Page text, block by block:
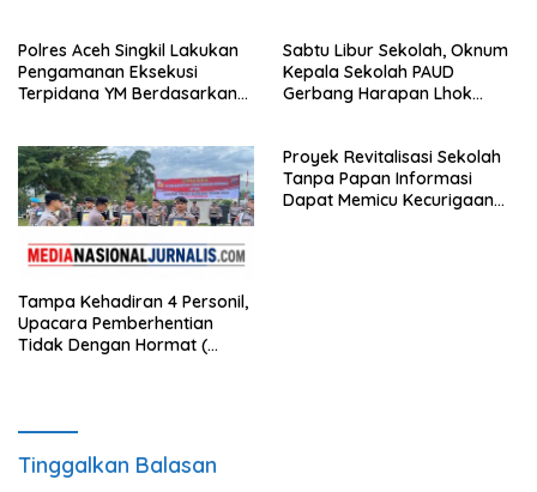
Watansoppeng
Polres Aceh Singkil Lakukan
Pengamanan Eksekusi
Terpidana YM Berdasarkan
Sabtu Libur Sekolah, Oknum
Kepala Sekolah PAUD
Gerbang Harapan Lhok
Terhadap Wartawan Diminta
APH Lidik Anggaran
Tampa Kehadiran 4 Personil,
Upacara Pemberhentian
Tidak Dengan Hormat (
Proyek Revitalisasi Sekolah
Tanpa Papan Informasi
Dapat Memicu Kecurigaan
Tinggalkan Balasan